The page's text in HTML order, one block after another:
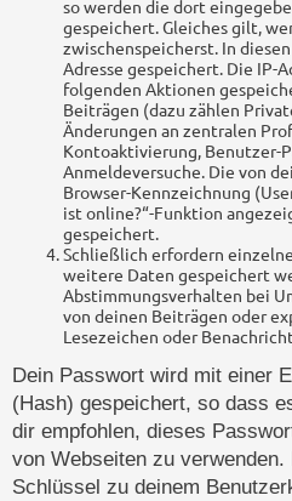
so werden die dort
gespeichert. Gleiches gilt,
zwischenspeicherst. In
Adresse gespeichert. Die IP-
folgenden Aktionen
Beiträgen (dazu zählen
Änderungen an zentralen
Kontoaktivierung, Benutzer-
Anmeldeversuche. Die von
Browser-Kennzeichnung
ist online?“-Funktion
gespeichert.
Schließlich erfordern
weitere Daten gespeichert
Abstimmungsverhalten bei
von deinen Beiträgen oder
Lesezeichen oder
Dein Passwort wird mit einer
(Hash) gespeichert, so dass
dir empfohlen, dieses
von Webseiten zu
Schlüssel zu deinem